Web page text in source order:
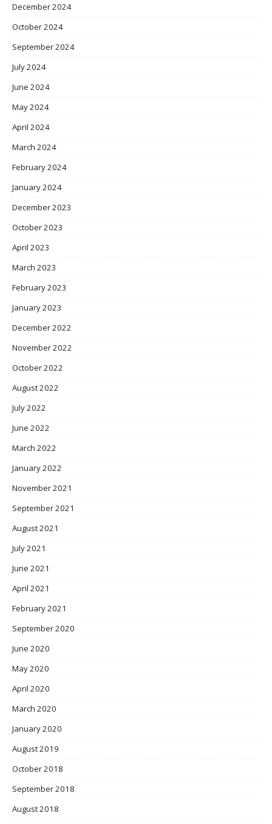
December 2024
October 2024
September 2024
July 2024
June 2024
May 2024
April 2024
March 2024
February 2024
January 2024
December 2023
October 2023
April 2023
March 2023
February 2023
January 2023
December 2022
November 2022
October 2022
August 2022
July 2022
June 2022
March 2022
January 2022
November 2021
September 2021
August 2021
July 2021
June 2021
April 2021
February 2021
September 2020
June 2020
May 2020
April 2020
March 2020
January 2020
August 2019
October 2018
September 2018
August 2018